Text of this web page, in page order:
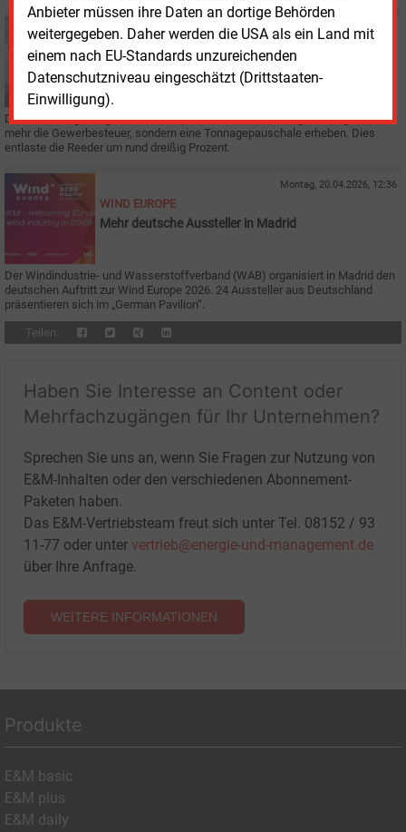
Anbieter müssen ihre Daten an dortige Behörden
weitergegeben. Daher werden die USA als ein Land mit
einem nach EU-Standards unzureichenden
Datenschutzniveau eingeschätzt (Drittstaaten-
Einwilligung).
Montag, 20.04.2026, 13:58
WINDKRAFT OFFSHORE
Die Bundesregierung will für Transporte zu Offshore-Anlage künftig nicht
mehr die Gewerbesteuer, sondern eine Tonnagepauschale erheben. Dies
entlaste die Reeder um rund dreißig Prozent.
Montag, 20.04.2026, 12:36
WIND EUROPE
Mehr deutsche Aussteller in Madrid
Der Windindustrie- und Wasserstoffverband (WAB) organisiert in Madrid den
deutschen Auftritt zur Wind Europe 2026. 24 Aussteller aus Deutschland
präsentieren sich im „German Pavilion“.
Teilen:
Haben Sie Interesse an Content oder
Mehrfachzugängen für Ihr Unternehmen?
Sprechen Sie uns an, wenn Sie Fragen zur Nutzung von
E&M-Inhalten oder den verschiedenen Abonnement-
Paketen haben.
Das E&M-Vertriebsteam freut sich unter Tel. 08152 / 93
11-77 oder unter vertrieb@energie-und-management.de
über Ihre Anfrage.
WEITERE INFORMATIONEN
Produkte
E&M basic
E&M plus
E&M daily